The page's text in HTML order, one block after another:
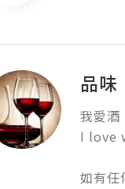
品味
我愛酒
I love
如有任